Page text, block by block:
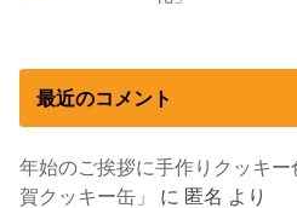
最近のコメント
年始のご挨拶に手作りクッキ
賀クッキー缶」
に 匿名 より